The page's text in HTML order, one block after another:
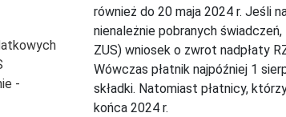
-
również do 20 maja 2024 r. Jeśli
nienależnie pobranych
ZUS) wniosek o zwrot nadpłaty
Wówczas płatnik najpóźniej 1
składki. Natomiast płatnicy,
końca 2024 r.